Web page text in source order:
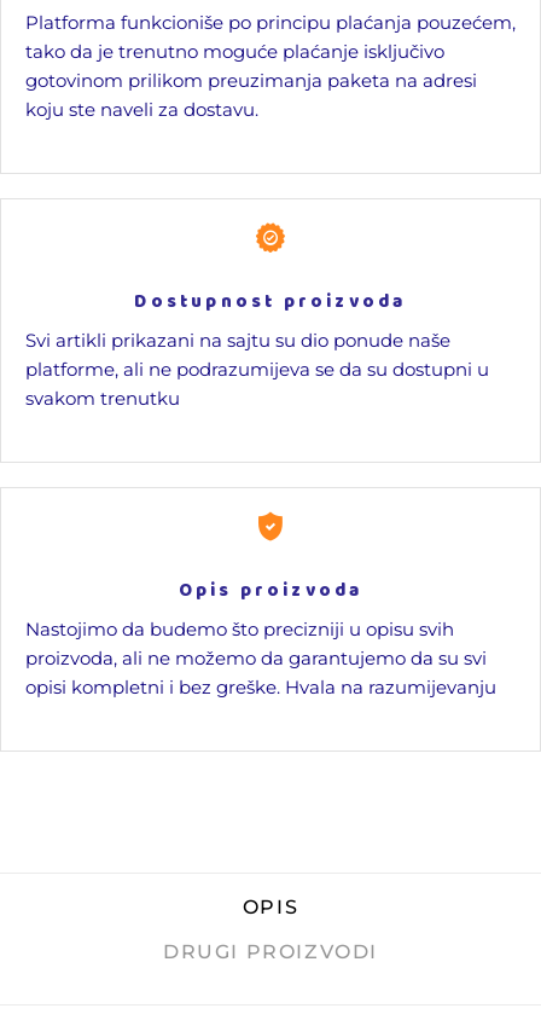
Platforma funkcioniše po principu plaćanja pouzećem,
tako da je trenutno moguće plaćanje isključivo
gotovinom prilikom preuzimanja paketa na adresi
koju ste naveli za dostavu.
Dostupnost proizvoda
Svi artikli prikazani na sajtu su dio ponude naše
platforme, ali ne podrazumijeva se da su dostupni u
svakom trenutku
Opis proizvoda
Nastojimo da budemo što precizniji u opisu svih
proizvoda, ali ne možemo da garantujemo da su svi
opisi kompletni i bez greške. Hvala na razumijevanju
OPIS
DRUGI PROIZVODI